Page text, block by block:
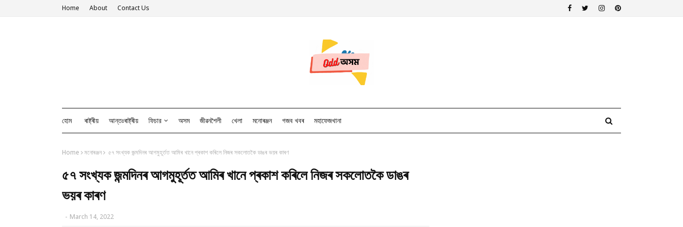
Home About Contact Us
হোম ৰাষ্ট্ৰীয় আন্তঃৰাষ্ট্ৰীয় ফিচার অসম জীৱনশৈলী খেলা মনোৰঞ্জন গজব খবৰ মহাফেজখানা
Home মনোৰঞ্জন ৫৭ সংখ্যক জন্মদিনৰ আগমুহূৰ্তত আমিৰ খানে প্ৰকাশ কৰিলে নিজৰ সকলোতকৈ ডাঙৰ ভয়ৰ কাৰণ
৫৭ সংখ্যক জন্মদিনৰ আগমুহূৰ্তত আমিৰ খানে প্ৰকাশ কৰিলে নিজৰ সকলোতকৈ ডাঙৰ
ভয়ৰ কাৰণ
- March 14, 2022